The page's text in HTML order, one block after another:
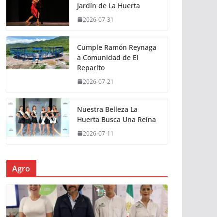
Jardín de La Huerta
2026-07-31
Cumple Ramón Reynaga
a Comunidad de El
Reparito
2026-07-21
Nuestra Belleza La
Huerta Busca Una Reina
2026-07-11
Agro